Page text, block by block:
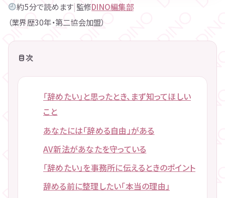
約5分で読めます|監修DINO編集部
（業界歴30年・第二協会加盟）
目次
「辞めたい」と思ったとき、まず知ってほしい
こと
あなたには「辞める自由」がある
AV新法があなたを守っている
「辞めたい」を事務所に伝えるときのポイント
辞める前に整理したい「本当の理由」